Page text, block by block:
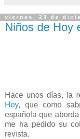
viernes, 23 de
Niños de Hoy
Hace unos días, la
Hoy, que como
española que
me ha pedido su
revista.